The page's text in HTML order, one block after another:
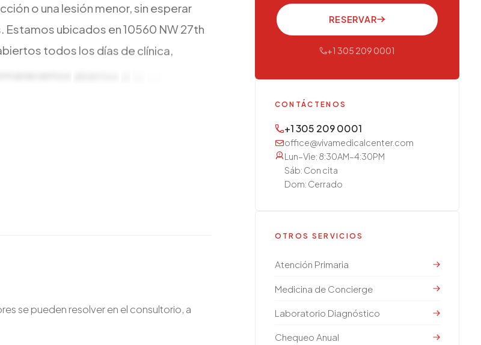
o una lesión menor,sin esperar
Estamos ubicados en10560 NW27th
todos los días de clínica,
se pueden resolver en el consultorio, a
RESERVAR
+1 305 209 0001
CONTÁCTENOS
+1 305 209 0001
office@vivamedicalcenter.com
Lun–Vie: 8:30AM–4:30PM
Sáb: Con cita
Dom: Cerrado
OTROS SERVICIOS
Atención Primaria
Medicina de Concierge
Laboratorio Diagnóstico
Chequeo Anual